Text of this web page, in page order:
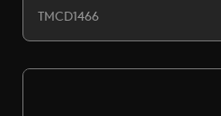
TMCD1466